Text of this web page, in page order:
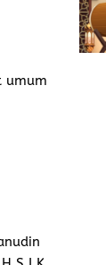
umum